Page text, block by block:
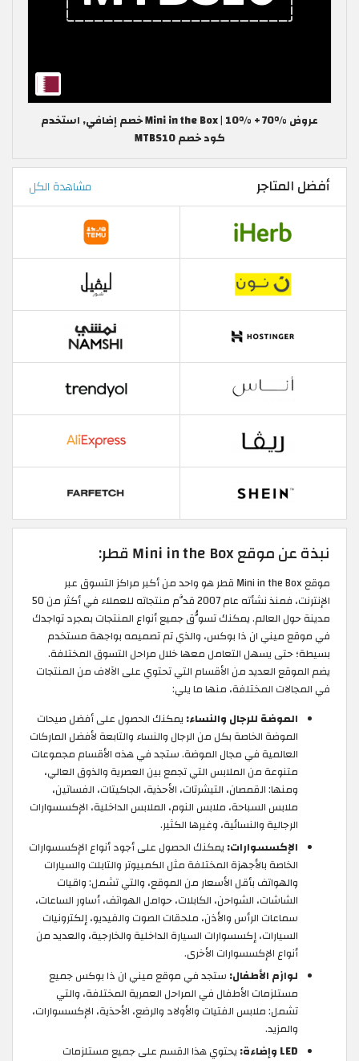
عروض Mini in the Box | 10% + 70% خصم إضافي, استخدم
كود خصم MTBS10
أفضل المتاجر مشاهدة الكل
نبذة عن موقع Mini in the Box قطر:
موقع Mini in the Box قطر هو واحد من أكبر مراكز التسوق عبر
الإنترنت، فمنذ نشأته عام 2007 قدَّم منتجاته للعملاء في أكثر من 50
مدينة حول العالم. يمكنك تسوُّق جميع أنواع المنتجات بمجرد تواجدك
في موقع ميني ان ذا بوكس، والذي تم تصميمه بواجهة مستخدم
بسيطة؛ حتى يسهل التعامل معها خلال مراحل التسوق المختلفة.
يضم الموقع العديد من الأقسام التي تحتوي على الآلاف من المنتجات
في المجالات المختلفة، منها ما يلي:
الموضة للرجال والنساء: يمكنك الحصول على أفضل صيحات
الموضة الخاصة بكل من الرجال والنساء والتابعة لأفضل الماركات
العالمية في مجال الموضة. ستجد في هذه الأقسام مجموعات
متنوعة من الملابس التي تجمع بين العصرية والذوق العالي،
ومنها: القمصان، التيشرتات، الأحذية، الجاكيتات، الفساتين،
ملابس السباحة، ملابس النوم، الملابس الداخلية، الإكسسوارات
الرجالية والنسائية، وغيرها الكثير.
الإكسسوارات: يمكنك الحصول على أجود أنواع الإكسسوارات
الخاصة بالأجهزة المختلفة مثل الكمبيوتر والتابلت والسيارات
والهواتف بأقل الأسعار من الموقع، والتي تشمل: واقيات
الشاشات، الشواحن، الكابلات، حوامل الهواتف، أساور الساعات،
سماعات الرأس والأذن، ملحقات الصوت والفيديو، إلكترونيات
السيارات، إكسسوارات السيارة الداخلية والخارجية، والعديد من
أنواع الإكسسوارات الأخرى.
لوازم الأطفال: ستجد في موقع ميني ان ذا بوكس جميع
مستلزمات الأطفال في المراحل العمرية المختلفة، والتي
تشمل: ملابس الفتيات والأولاد والرضع، الأحذية، الإكسسوارات،
والمزيد.
LED وإضاءة:
يحتوي هذا القسم على جميع مستلزمات